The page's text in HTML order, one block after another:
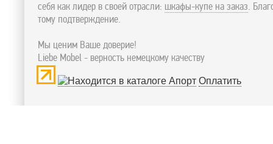
себя как лидер в своей отрасли: шкафы-купе на заказ.
тому подтверждение.
Мы ценим Ваше доверие!
Liebe Mobel - верность немецкому качеству
Оплатить